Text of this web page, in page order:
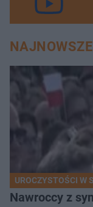
UROCZYSTOŚCI W
Nawroccy z